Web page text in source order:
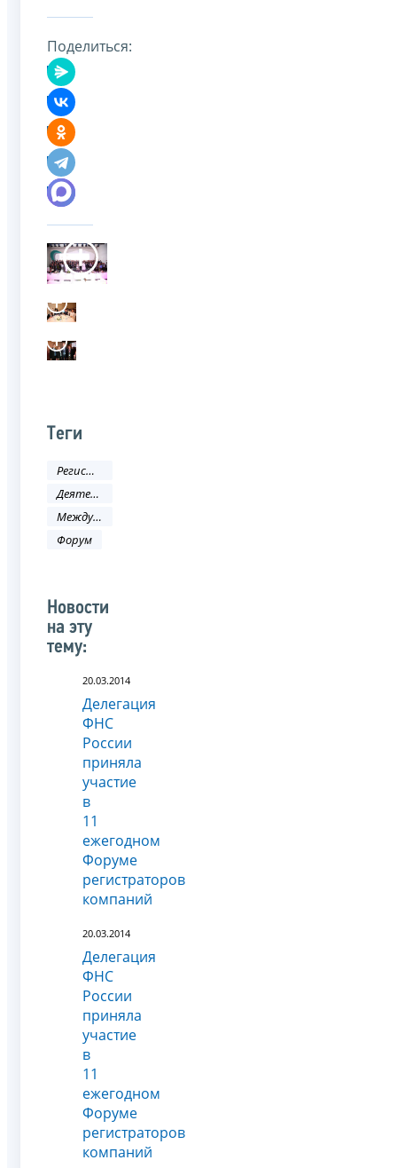
Поделиться:
Теги
Регистрация
Деятельность ФНС
Международное сотрудничество
Форум
Новости
на эту
тему:
20.03.2014
Делегация
ФНС
России
приняла
участие
в
11
ежегодном
Форуме
регистраторов
компаний
20.03.2014
Делегация
ФНС
России
приняла
участие
в
11
ежегодном
Форуме
регистраторов
компаний